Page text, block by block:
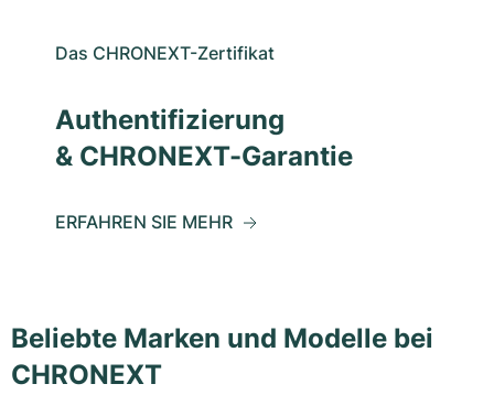
Das CHRONEXT-Zertifikat
Authentifizierung
& CHRONEXT-Garantie
ERFAHREN SIE MEHR
Beliebte Marken und Modelle bei
CHRONEXT